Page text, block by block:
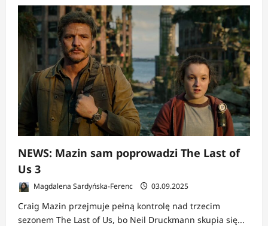
NEWS: Mazin sam poprowadzi The Last of
Us 3
Magdalena Sardyńska-Ferenc 03.09.2025
Craig Mazin przejmuje pełną kontrolę nad trzecim
sezonem The Last of Us, bo Neil Druckmann skupia się...